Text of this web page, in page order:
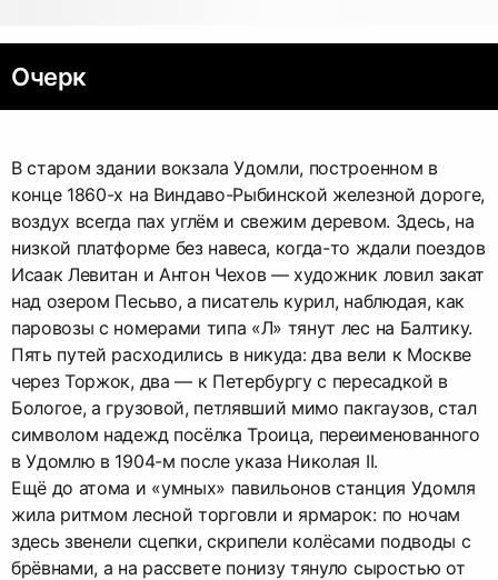
Очерк
В старом здании вокзала Удомли, построенном в
конце 1860-х на Виндаво-Рыбинской железной дороге,
воздух всегда пах углём и свежим деревом. Здесь, на
низкой платформе без навеса, когда-то ждали поездов
Исаак Левитан и Антон Чехов — художник ловил закат
над озером Песьво, а писатель курил, наблюдая, как
паровозы с номерами типа «Л» тянут лес на Балтику.
Пять путей расходились в никуда: два вели к Москве
через Торжок, два — к Петербургу с пересадкой в
Бологое, а грузовой, петлявший мимо пакгаузов, стал
символом надежд посёлка Троица, переименованного
в Удомлю в 1904-м после указа Николая II.
Ещё до атома и «умных» павильонов станция Удомля
жила ритмом лесной торговли и ярмарок: по ночам
здесь звенели сцепки, скрипели колёсами подводы с
брёвнами, а на рассвете понизу тянуло сыростью от